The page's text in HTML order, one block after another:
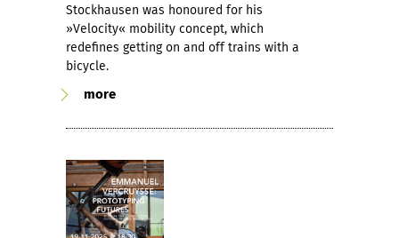
Stockhausen was honoured for his
»Velocity« mobility concept, which
redefines getting on and off trains with a
bicycle.
more